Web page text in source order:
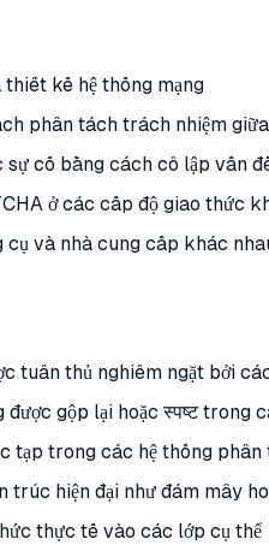
kế hệ thống mạng
phân tách trách nhiệm
cố bằng cách cô lập vấn
ở các cấp độ giao thức
cụ và nhà cung cấp khác
tuân thủ nghiêm ngặt bởi
gộp lại hoặc स्पष्ट trong
tạp trong các hệ thống phân
hiện đại như đám mây
thực tế vào các lớp cụ thể